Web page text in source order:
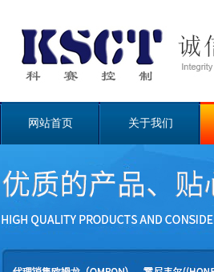
网站首页 关于我们